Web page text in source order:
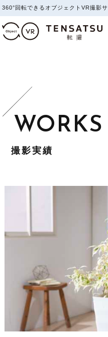
360°回転できるオブジェクトVR撮影サ
撮影実績